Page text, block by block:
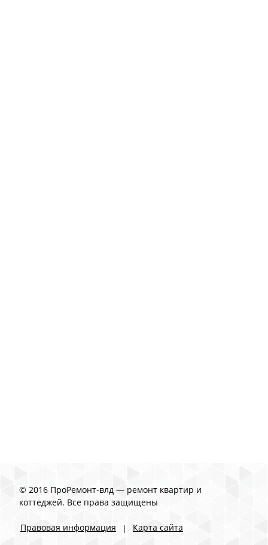
© 2016 ПроРемонт-влд — ремонт квартир и
коттеджей. Все права защищены
Правовая информация Карта сайта